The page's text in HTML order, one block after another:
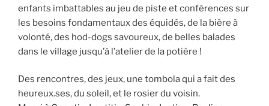
enfants imbattables au jeu de piste et conférences sur
les besoins fondamentaux des équidés, de la bière à
volonté, des hod-dogs savoureux, de belles balades
dans le village jusqu’à l’atelier de la potière !
Des rencontres, des jeux, une tombola qui a fait des
heureux.ses, du soleil, et le rosier du voisin.